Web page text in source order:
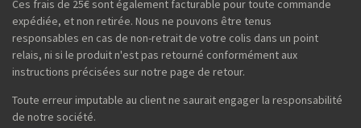
Ces frais de 25€ sont également facturable pour toute commande
expédiée, et non retirée. Nous ne pouvons être tenus
responsables en cas de non-retrait de votre colis dans un point
relais, ni si le produit n'est pas retourné conformément aux
instructions précisées sur notre page de retour.
Toute erreur imputable au client ne saurait engager la responsabilité
de notre société.